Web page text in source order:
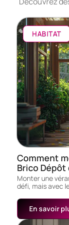
HABITAT
Comment
Brico
Monter une
défi, mais avec
En savoir